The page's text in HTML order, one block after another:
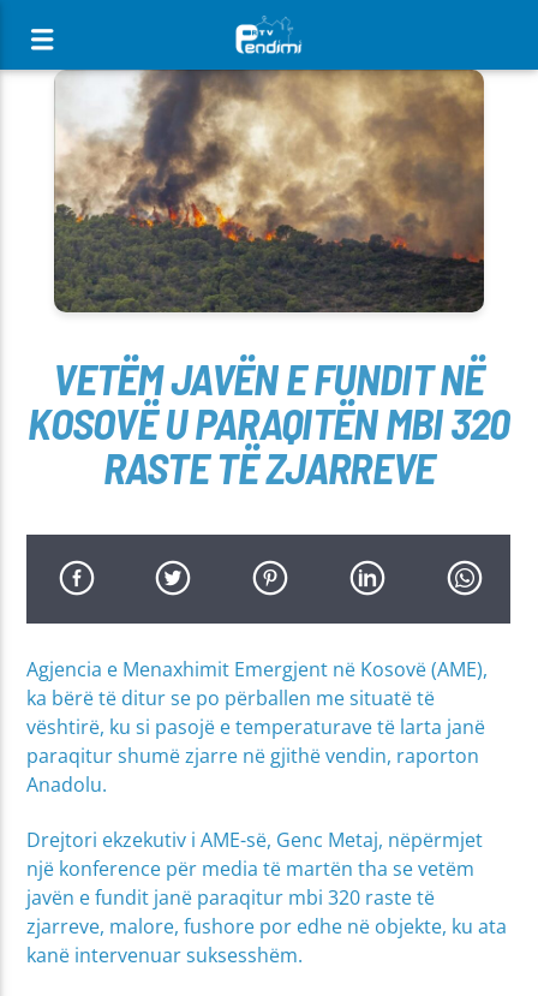
[There are no radio stations in the database]
VETËM JAVËN E FUNDIT NË
KOSOVË U PARAQITËN MBI 320
RASTE TË ZJARREVE
Agjencia e Menaxhimit Emergjent në Kosovë (AME),
ka bërë të ditur se po përballen me situatë të
vështirë, ku si pasojë e temperaturave të larta janë
paraqitur shumë zjarre në gjithë vendin, raporton
Anadolu.
Drejtori ekzekutiv i AME-së, Genc Metaj, nëpërmjet
një konference për media të martën tha se vetëm
javën e fundit janë paraqitur mbi 320 raste të
zjarreve, malore, fushore por edhe në objekte, ku ata
kanë intervenuar suksesshëm.